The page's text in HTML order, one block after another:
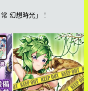
幻想時光」！